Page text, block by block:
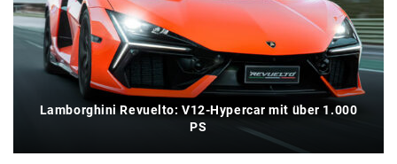
Lamborghini Revuelto: V12-Hypercar mit über 1.000
PS